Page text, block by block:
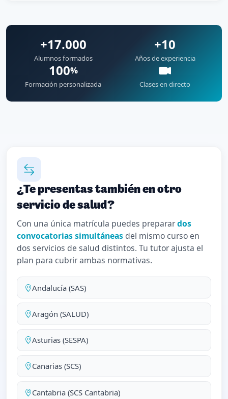
+17.000
Alumnos formados
+10
Años de experiencia
100%
Formación personalizada Clases en directo
¿Te presentas también en otro
servicio de salud?
Con una única matrícula puedes preparardos
convocatorias simultáneas del mismo curso en
dos servicios de salud distintos. Tu tutor ajusta el
plan para cubrir ambas normativas.
Andalucía (SAS)
Aragón (SALUD)
Asturias (SESPA)
Canarias (SCS)
Cantabria (SCS Cantabria)